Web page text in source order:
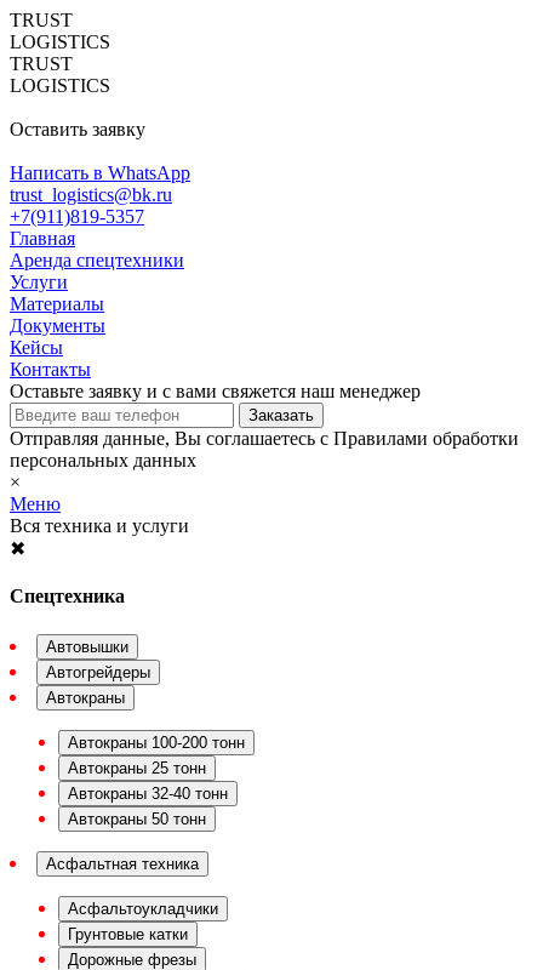
TRUST
LOGISTICS
TRUST
LOGISTICS
Оставить заявку
Написать в WhatsApp
trust_logistics@bk.ru
+7(911)819-5357
Главная
Аренда спецтехники
Услуги
Материалы
Документы
Кейсы
Контакты
Оставьте заявку и с вами свяжется наш менеджер
Отправляя данные, Вы соглашаетесь с Правилами обработки
персональных данных
×
Меню
Вся техника и услуги
✖
Спецтехника
Автовышки
Автогрейдеры
Автокраны
Автокраны 100-200 тонн
Автокраны 25 тонн
Автокраны 32-40 тонн
Автокраны 50 тонн
Асфальтная техника
Асфальтоукладчики
Грунтовые катки
Дорожные фрезы